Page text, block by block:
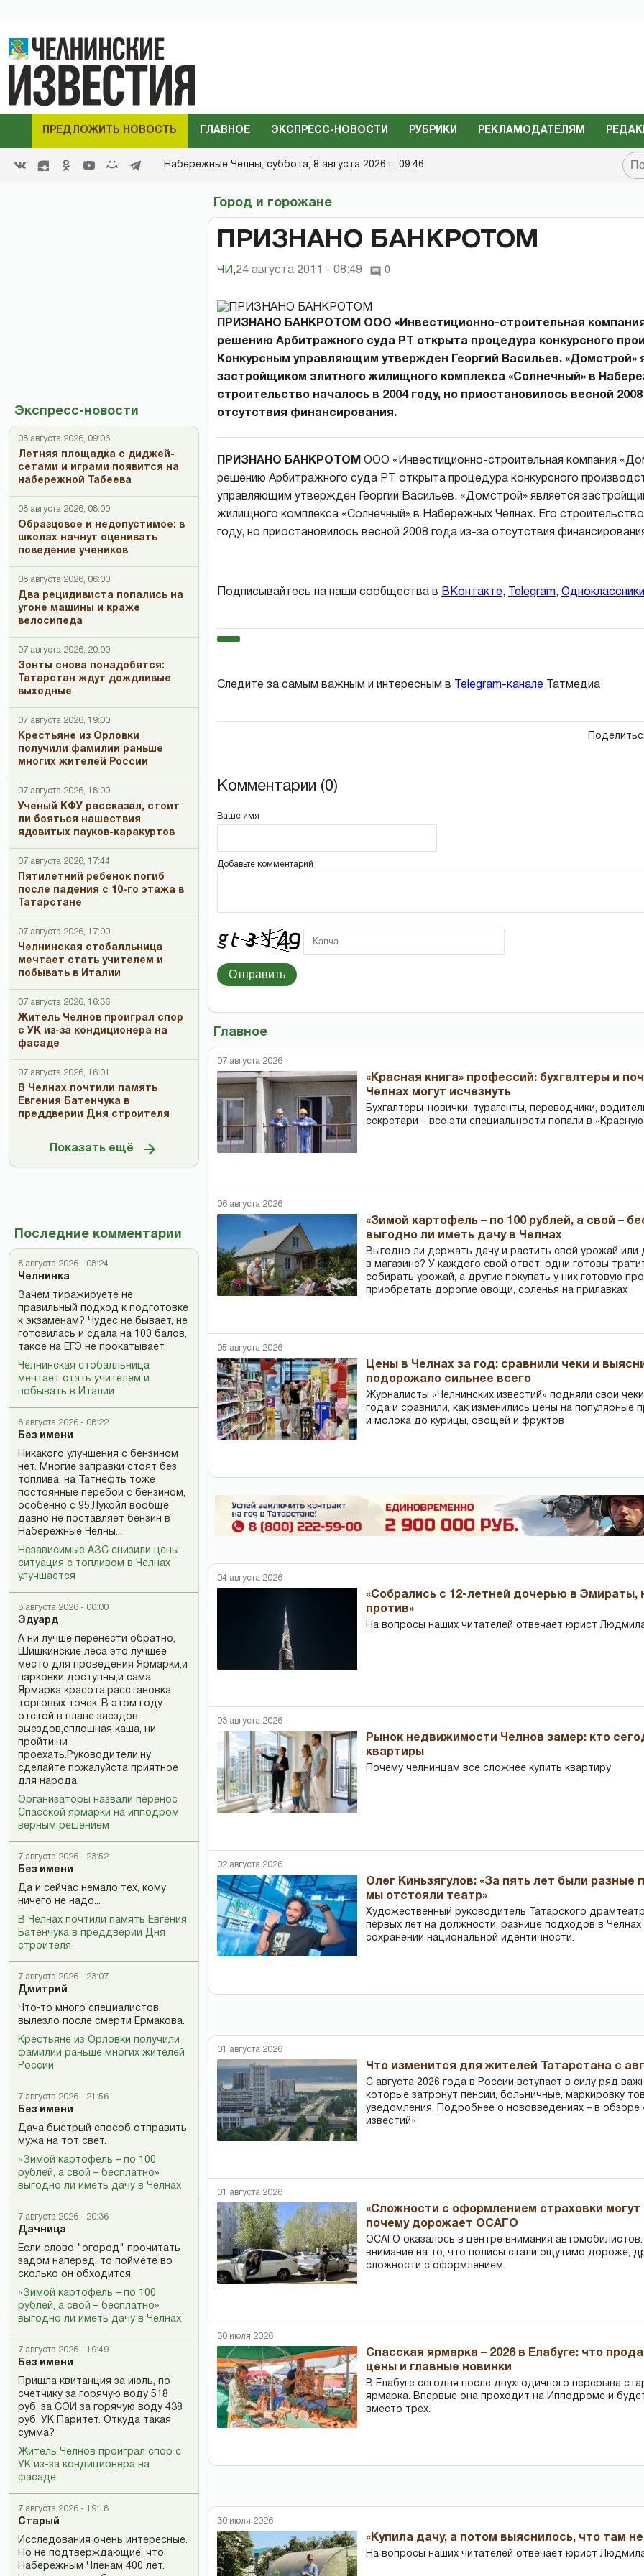
ПРЕДЛОЖИТЬ НОВОСТЬ ГЛАВНОЕ ЭКСПРЕСС-НОВОСТИ РУБРИКИ РЕКЛАМОДАТЕЛЯМ
Набережные Челны, суббота, 8 августа 2026 г., 09:46
Экспресс-новости
08 августа 2026, 09:06
Летняя площадка с диджей-
сетами и играми появится на
набережной Табеева
08 августа 2026, 08:00
Образцовое и недопустимое: в
школах начнут оценивать
поведение учеников
08 августа 2026, 06:00
Два рецидивиста попались на
угоне машины и краже
велосипеда
07 августа 2026, 20:00
Зонты снова понадобятся:
Татарстан ждут дождливые
выходные
07 августа 2026, 19:00
Крестьяне из Орловки
получили фамилии раньше
многих жителей России
07 августа 2026, 18:00
Ученый КФУ рассказал, стоит
ли бояться нашествия
ядовитых пауков-каракуртов
07 августа 2026, 17:44
Пятилетний ребенок погиб
после падения с 10-го этажа в
Татарстане
07 августа 2026, 17:00
Челнинская стобалльница
мечтает стать учителем и
побывать в Италии
07 августа 2026, 16:36
Житель Челнов проиграл спор
с УК из-за кондиционера на
фасаде
07 августа 2026, 16:01
В Челнах почтили память
Евгения Батенчука в
преддверии Дня строителя
Показать ещё
Последние комментарии
8 августа 2026 - 08:24
Челнинка
Зачем тиражируете не
правильный подход к подготовке
к экзаменам? Чудес не бывает, не
готовилась и сдала на 100 балов,
такое на ЕГЭ не прокатывает.
Челнинская стобалльница
мечтает стать учителем и
побывать в Италии
8 августа 2026 - 08:22
Без имени
Никакого улучшения с бензином
нет. Многие заправки стоят без
топлива, на Татнефть тоже
постоянные перебои с бензином,
особенно с 95.Лукойл вообще
давно не поставляет бензин в
Набережные Челны...
Независимые АЗС снизили цены:
ситуация с топливом в Челнах
улучшается
8 августа 2026 - 00:00
Эдуард
А ни лучше перенести обратно,
Шишкинские леса это лучшее
место для проведения Ярмарки,и
парковки доступны,и сама
Ярмарка красота,расстановка
торговых точек..В этом году
отстой в плане заездов,
выездов,сплошная каша, ни
пройти,ни
проехать.Руководители,ну
сделайте пожалуйста приятное
для народа.
Организаторы назвали перенос
Спасской ярмарки на ипподром
верным решением
7 августа 2026 - 23:52
Без имени
Да и сейчас немало тех, кому
ничего не надо...
В Челнах почтили память Евгения
Батенчука в преддверии Дня
строителя
7 августа 2026 - 23:07
Дмитрий
Что-то много специалистов
вылезло после смерти Ермакова.
Крестьяне из Орловки получили
фамилии раньше многих жителей
России
7 августа 2026 - 21:56
Без имени
Дача быстрый способ отправить
мужа на тот свет.
«Зимой картофель – по 100
рублей, а свой – бесплатно»
выгодно ли иметь дачу в Челнах
7 августа 2026 - 20:36
Дачница
Если слово "огород" прочитать
задом наперед, то поймёте во
сколько он обходится
«Зимой картофель – по 100
рублей, а свой – бесплатно»
выгодно ли иметь дачу в Челнах
7 августа 2026 - 19:49
Без имени
Пришла квитанция за июль, по
счетчику за горячую воду 518
руб, за СОИ за горячую воду 438
руб, УК Паритет. Откуда такая
сумма?
Житель Челнов проиграл спор с
УК из-за кондиционера на
фасаде
7 августа 2026 - 19:18
Старый
Исследования очень интересные.
Но не подтверждающие, что
Набережным Членам 400 лет.
Город и горожане
ПРИЗНАНО БАНКРОТОМ
ЧИ ,24 августа 2011 - 08:49 0
ПРИЗНАНО БАНКРОТОМ ООО «Инвестиционно-строительная
решению Арбитражного суда РТ открыта процедура конкурсного
Конкурсным управляющим утвержден Георгий Васильев. «Домстрой»
застройщиком элитного жилищного комплекса «Солнечный» в
строительство началось в 2004 году, но приостановилось весной
отсутствия финансирования.
ПРИЗНАНО БАНКРОТОМ ООО «Инвестиционно-строительная компания
решению Арбитражного суда РТ открыта процедура конкурсного
управляющим утвержден Георгий Васильев. «Домстрой» является
жилищного комплекса «Солнечный» в Набережных Челнах. Его
году, но приостановилось весной 2008 года из-за отсутствия
Подписывайтесь на наши сообщества в ВКонтакте, Telegram, Одноклассники
Следите за самым важным и интересным в Telegram-канале Татмедиа
Комментарии (0)
Ваше имя
Добавьте комментарий
Отправить
Главное
07 августа 2026
«Красная книга» профессий: бухгалтеры и
Челнах могут исчезнуть
Бухгалтеры-новички, тур­агенты, переводчики,
секретари – все эти специальности попали в
06 августа 2026
«Зимой картофель – по 100 рублей, а свой –
выгодно ли иметь дачу в Челнах
Выгодно ли держать дачу и растить свой урожай или
в магазине? У каждого свой ответ: одни готовы
собирать урожай, а другие покупать у них готовую
приобретать дорогие овощи, соленья на прилавках
05 августа 2026
Цены в Челнах за год: сравнили чеки и
подорожало сильнее всего
Журналисты «Челнинских известий» подняли свои
года и сравнили, как изменились цены на популярные
и молока до курицы, овощей и фруктов
04 августа 2026
«Собрались с 12-летней дочерью в
против»
На вопросы наших читателей отвечает юрист
03 августа 2026
Рынок недвижимости Челнов замер: кто
квартиры
Почему челнинцам все сложнее купить квартиру
02 августа 2026
Олег Киньзягулов: «За пять лет были разные
мы отстояли театр»
Художественный руководитель Татарского
первых лет на должности, разнице подходов в Челнах
сохранении национальной идентичности.
01 августа 2026
Что изменится для жителей Татарстана с
С августа 2026 года в России вступает в силу ряд
которые затронут пенсии, больничные, маркировку
уведомления. Подробнее о нововведениях – в обзоре
известий»
01 августа 2026
«Сложности с оформлением страховки могут
почему дорожает ОСАГО
ОСАГО оказалось в центре внимания
внимание на то, что полисы стали ощутимо дороже,
сложности с оформлением.
30 июля 2026
Спасская ярмарка – 2026 в Елабуге: что
цены и главные новинки
В Елабуге сегодня после двухгодичного перерыва
ярмарка. Впервые она проходит на Ипподроме и
вместо трех.
30 июля 2026
«Купила дачу, а потом выяснилось, что там
На вопросы наших читателей отвечает юрист